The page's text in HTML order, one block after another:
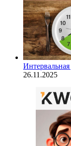
26.11.2025